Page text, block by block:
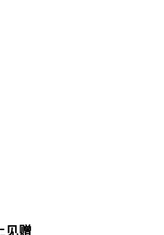
见赠